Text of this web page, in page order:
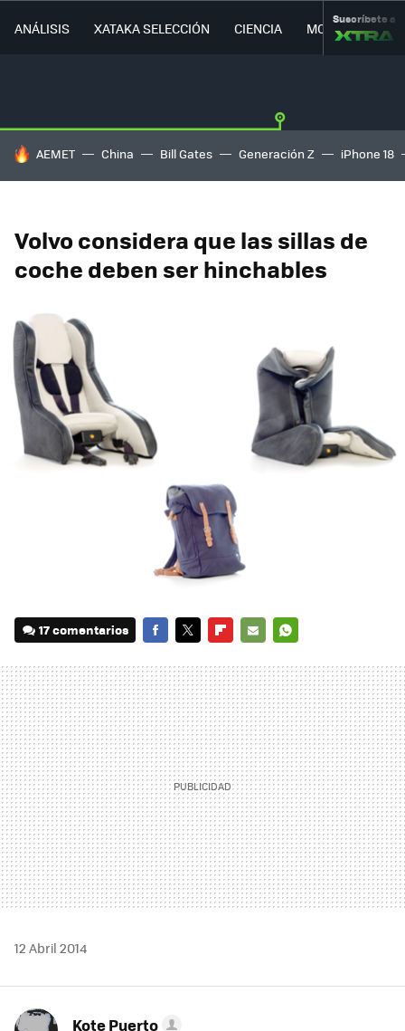
ANÁLISIS XATAKA SELECCIÓN CIENCIA MOVILIDAD
Suscríbete a
HOY SE HABLA DE
AEMET China Bill Gates Generación Z iPhone 18
Volvo considera que las sillas de
coche deben ser hinchables
17 comentarios
MAIL
12 Abril 2014
Kote Puerto